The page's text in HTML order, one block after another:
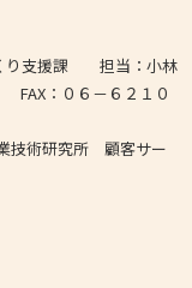
くり支援課 担当：小林
：０６－６２１０
研究所 顧客サー